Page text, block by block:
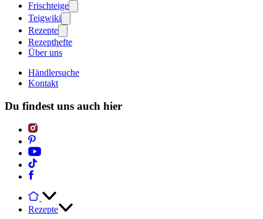
Frischteige
Teigwiki
Rezepte
Rezepthefte
Über uns
Händlersuche
Kontakt
Du findest uns auch hier
Rezepte